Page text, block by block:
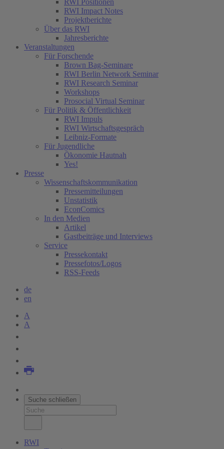
RWI Positionen
RWI Impact Notes
Projektberichte
Über das RWI
Jahresberichte
Veranstaltungen
Für Forschende
Brown Bag-Seminare
RWI Berlin Network Seminar
RWI Research Seminar
Workshops
Prosocial Virtual Seminar
Für Politik & Öffentlichkeit
RWI Impuls
RWI Wirtschaftsgespräch
Leibniz-Formate
Für Jugendliche
Ökonomie Hautnah
Yes!
Presse
Wissenschaftskommunikation
Pressemitteilungen
Unstatistik
EconComics
In den Medien
Artikel
Gastbeiträge und Interviews
Service
Pressekontakt
Pressefotos/Logos
RSS-Feeds
de
en
A
A
Suche schließen
RWI